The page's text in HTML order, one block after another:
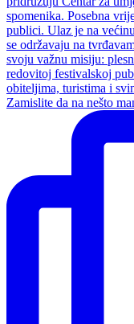
Zamislite da na nešto